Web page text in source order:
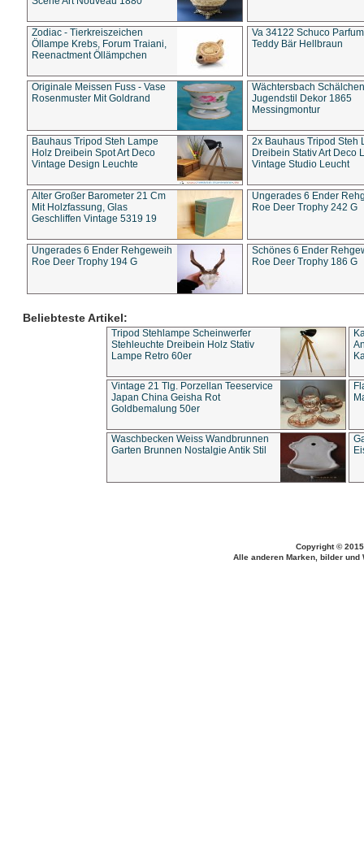
Zodiac - Tierkreiszeichen
Öllampe Krebs, Forum Traiani,
Reenactment Öllämpchen
Va 34122 Schuco
Teddy Bär Hellbraun
Originale Meissen Fuss - Vase
Rosenmuster Mit Goldrand
Wächtersbach Schälchen
Jugendstil Dekor 1865
Messingmontur
Bauhaus Tripod Steh Lampe
Holz Dreibein Spot Art Deco
Vintage Design Leuchte
2x Bauhaus Tripod Steh
Dreibein Stativ Art Deco
Vintage Studio Leucht
Alter Großer Barometer 21 Cm
Mit Holzfassung, Glas
Geschliffen Vintage 5319 19
Ungerades 6 Ender
Roe Deer Trophy 242 G
Ungerades 6 Ender Rehgeweih
Roe Deer Trophy 194 G
Schönes 6 Ender
Roe Deer Trophy 186 G
Beliebteste Artikel:
Tripod Stehlampe Scheinwerfer
Stehleuchte Dreibein Holz Stativ
Lampe Retro 60er
Vintage 21 Tlg. Porzellan Teeservice
Japan China Geisha Rot
Goldbemalung 50er
Waschbecken Weiss Wandbrunnen
Garten Brunnen Nostalgie Antik Stil
Copyright ©
Alle anderen Marken, bilder und